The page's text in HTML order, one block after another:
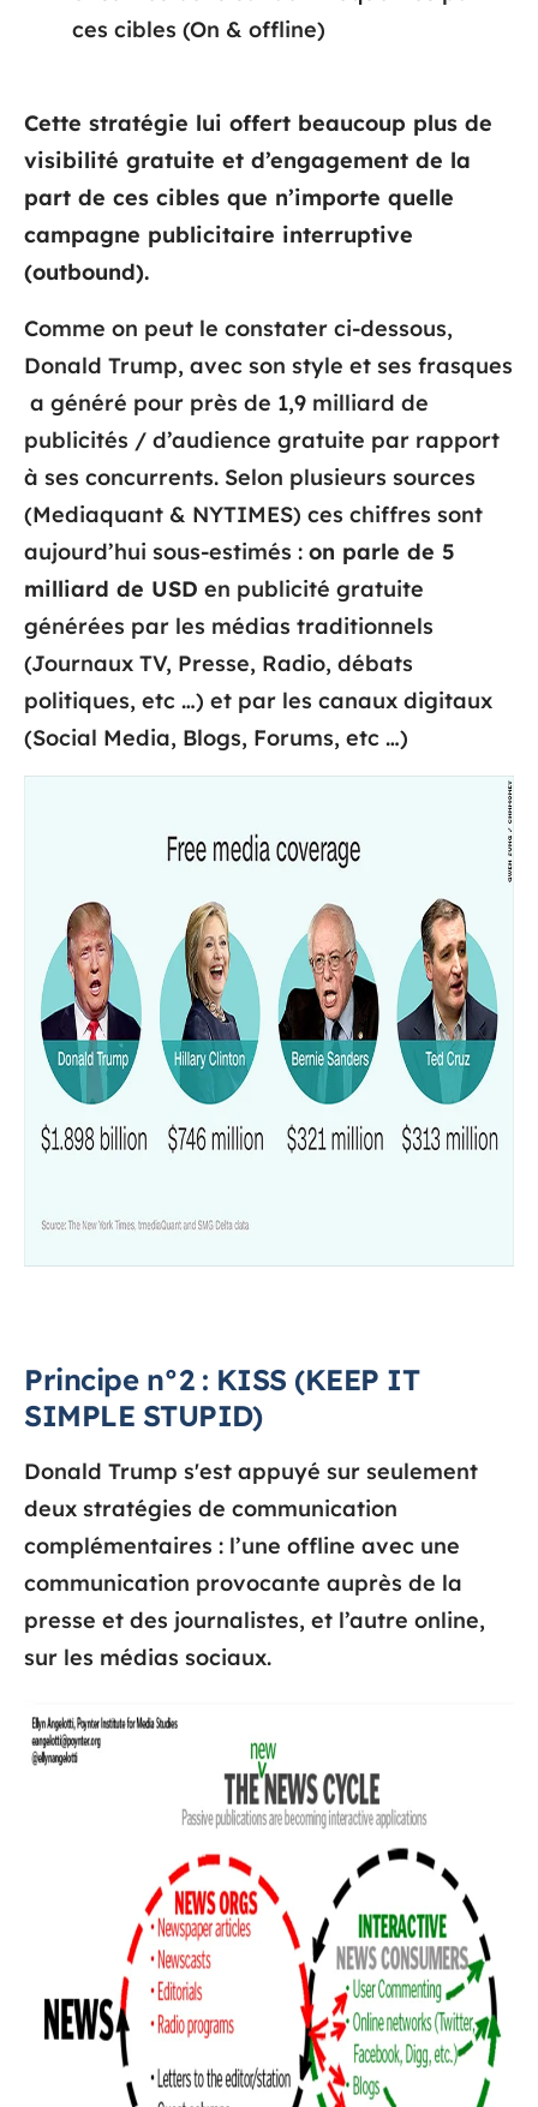
ces cibles (On & offline)
Cette stratégie lui offert beaucoup plus de
visibilité gratuite et d’engagement de la
part de ces cibles que n’importe quelle
campagne publicitaire interruptive
(outbound).
Comme on peut le constater ci-dessous,
Donald Trump, avec son style et ses frasques
a généré pour près de 1,9 milliard de
publicités / d’audience gratuite par rapport
à ses concurrents. Selon plusieurs sources
(Mediaquant & NYTIMES) ces chiffres sont
aujourd’hui sous-estimés : on parle de 5
milliard de USD en publicité gratuite
générées par les médias traditionnels
(Journaux TV, Presse, Radio, débats
politiques, etc …) et par les canaux digitaux
(Social Media, Blogs, Forums, etc …)
Principe n°2 : KISS (KEEP IT
SIMPLE STUPID)
Donald Trump s'est appuyé sur seulement
deux stratégies de communication
complémentaires : l’une offline avec une
communication provocante auprès de la
presse et des journalistes, et l’autre online,
sur les médias sociaux.